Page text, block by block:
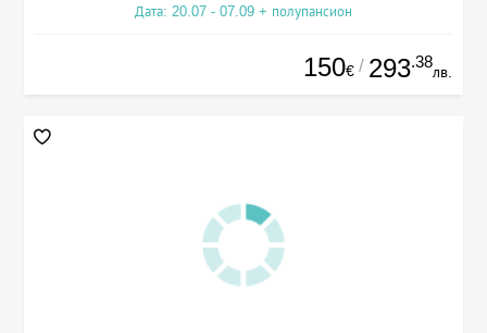
Дата: 20.07 - 07.09 + полупансион
150€ / 293.38
лв.